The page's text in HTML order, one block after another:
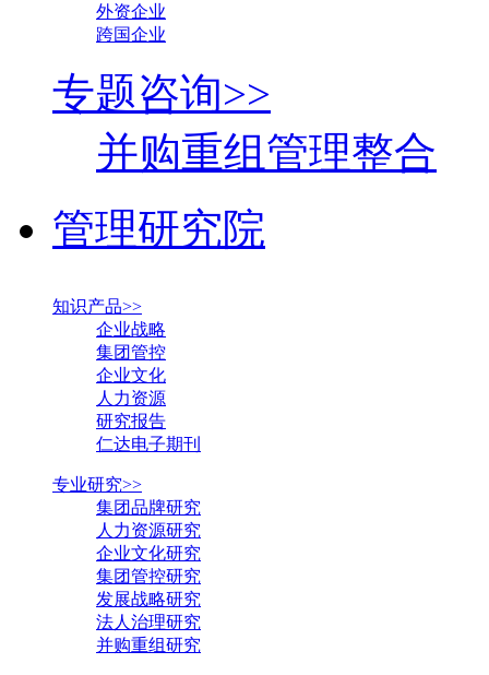
外资企业
跨国企业
专题咨询>>
并购重组管理整合
管理研究院
知识产品>>
企业战略
集团管控
企业文化
人力资源
研究报告
仁达电子期刊
专业研究>>
集团品牌研究
人力资源研究
企业文化研究
集团管控研究
发展战略研究
法人治理研究
并购重组研究